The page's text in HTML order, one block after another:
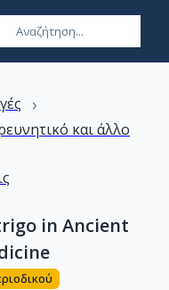
›
και άλλο
in Ancient